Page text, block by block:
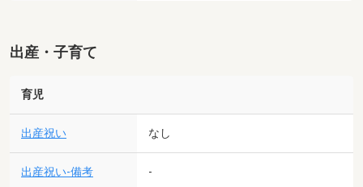
出産・子育て
育児
出産祝い なし
出産祝い-備考 -